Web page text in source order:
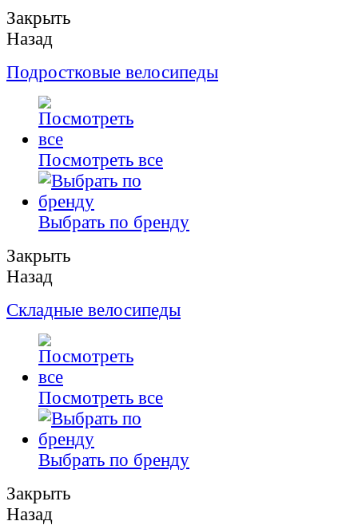
Закрыть
Назад
Подростковые велосипеды
Посмотреть все
Выбрать по бренду
Закрыть
Назад
Складные велосипеды
Посмотреть все
Выбрать по бренду
Закрыть
Назад